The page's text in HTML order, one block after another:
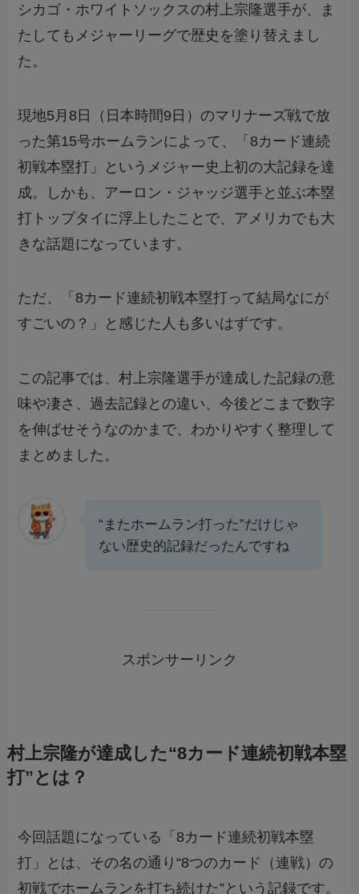
シカゴ・ホワイトソックスの村上宗隆選手が、ま
たしてもメジャーリーグで歴史を塗り替えまし
た。
現地5月8日（日本時間9日）のマリナーズ戦で放
った第15号ホームランによって、「8カード連続
初戦本塁打」というメジャー史上初の大記録を達
成。しかも、アーロン・ジャッジ選手と並ぶ本塁
打トップタイに浮上したことで、アメリカでも大
きな話題になっています。
ただ、「8カード連続初戦本塁打って結局なにが
すごいの？」と感じた人も多いはずです。
この記事では、村上宗隆選手が達成した記録の意
味や凄さ、過去記録との違い、今後どこまで数字
を伸ばせそうなのかまで、わかりやすく整理して
まとめました。
“またホームラン打った”だけじゃ
ない歴史的記録だったんですね
スポンサーリンク
村上宗隆が達成した“8カード連続初戦本塁
打”とは？
今回話題になっている「8カード連続初戦本塁
打」とは、その名の通り“8つのカード（連戦）の
初戦でホームランを打ち続けた”という記録です。